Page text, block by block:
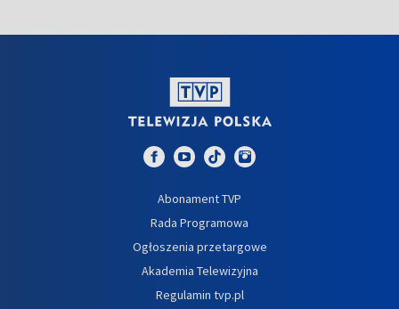
Abonament TVP
Rada Programowa
Ogłoszenia przetargowe
Akademia Telewizyjna
Regulamin tvp.pl